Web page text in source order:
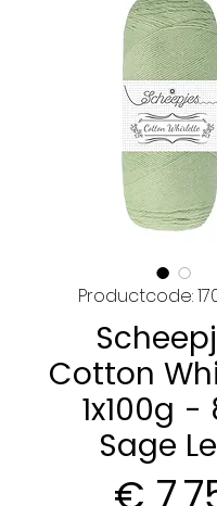
Productcode:
Cotton
1x100g -
Sage